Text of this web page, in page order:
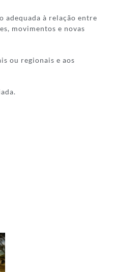
adequada à relação entre
movimentos e novas
ou regionais e aos